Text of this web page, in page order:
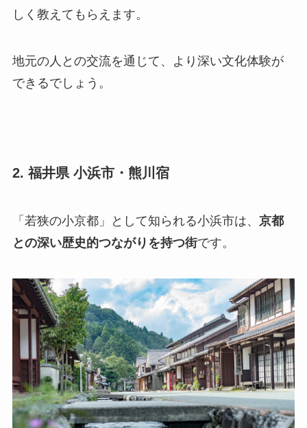
しく教えてもらえます。
地元の人との交流を通じて、より深い文化体験が
できるでしょう。
2. 福井県 小浜市・熊川宿
「若狭の小京都」として知られる小浜市は、 京都
との深い歴史的つながりを持つ街です。